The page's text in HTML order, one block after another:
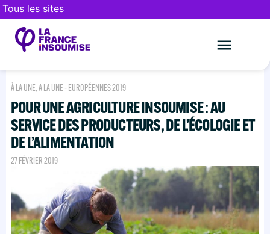
Tous les sites
À LA UNE,A LA UNE - EUROPÉENNES 2019
POUR UNE AGRICULTURE INSOUMISE : AU
SERVICE DES PRODUCTEURS, DE L’ÉCOLOGIE ET
DE L’ALIMENTATION
27 FÉVRIER 2019